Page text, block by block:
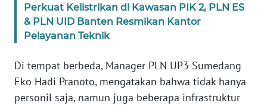
Perkuat Kelistrikan di Kawasan PIK 2, PLN ES
& PLN UID Banten Resmikan Kantor
Pelayanan Teknik
Di tempat berbeda, Manager PLN UP3 Sumedang
Eko Hadi Pranoto, mengatakan bahwa tidak hanya
personil saja, namun juga beberapa infrastruktur
WN
NTT
KEPRI
WN